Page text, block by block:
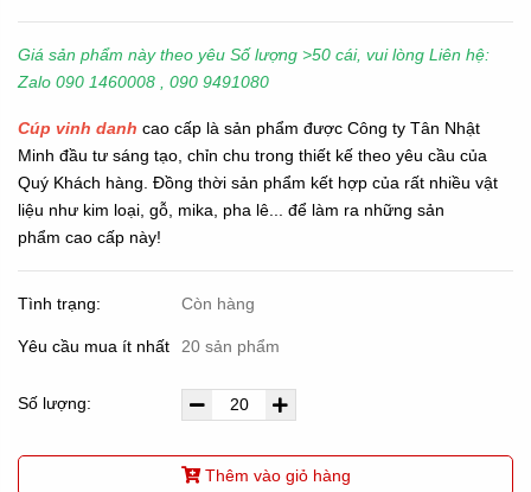
Giá sản phẩm này theo yêu Số lượng >50 cái, vui lòng Liên hệ:
Zalo 090 1460008 , 090 9491080
Cúp vinh danh cao cấp là sản phẩm được Công ty Tân Nhật
Minh đầu tư sáng tạo, chỉn chu trong thiết kế theo yêu cầu của
Quý Khách hàng. Đồng thời sản phẩm kết hợp của rất nhiều vật
liệu như kim loại, gỗ, mika, pha lê... để làm ra những sản
phẩm cao cấp này!
Tình trạng: Còn hàng
Yêu cầu mua ít nhất 20 sản phẩm
Số lượng:
Thêm vào giỏ hàng